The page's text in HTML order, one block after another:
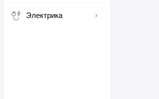
Электрика